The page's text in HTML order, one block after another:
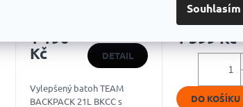
Souhlasím
je
5
hvězdiček.
1 190
Kč
DETAIL
Vylepšený batoh TEAM
BACKPACK 21L BKCC s
Skladem
1 599 Kč
DO KOŠÍKU